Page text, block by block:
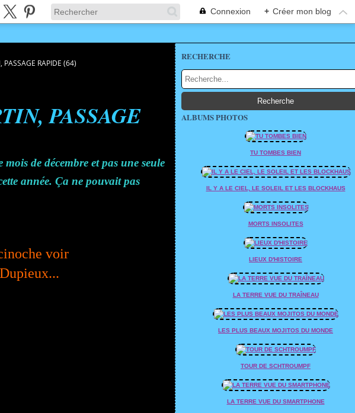
Connexion + Créer mon blog
PASSAGE RAPIDE (64)
PASSAGE
de décembre et pas une seule
année. Ça ne pouvait pas
voir
RECHERCHE
ALBUMS PHOTOS
TU TOMBES BIEN
IL Y A LE CIEL, LE SOLEIL ET LES BLOCKHAUS
MORTS INSOLITES
LIEUX D'HISTOIRE
LA TERRE VUE DU TRAÎNEAU
LES PLUS BEAUX MOJITOS DU MONDE
TOUR DE SCHTROUMPF
LA TERRE VUE DU SMARTPHONE